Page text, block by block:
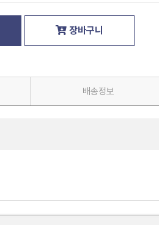
장바구니
배송정보